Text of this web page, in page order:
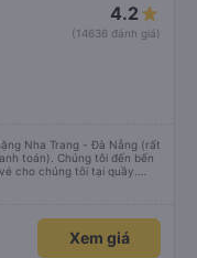
4.2
(14636 đánh giá)
Nha Trang - Đà Nẵng (rất
toán). Chúng tôi đến bến
cho chúng tôi tại quầy.
tiếp tại quầy, vì giá vé trên
lạnh, và chăn mền thì hơi
hoạt động tốt, và có giấy
Đà Nẵng (bến xe Đà Nẵng,
Xem giá